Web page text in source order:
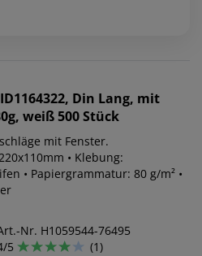
Din Lang, mit
weiß 500 Stück
mit Fenster.
• Klebung:
• Papiergrammatur: 80 g/m² •
Nr. H1059544-76495
5
(1)